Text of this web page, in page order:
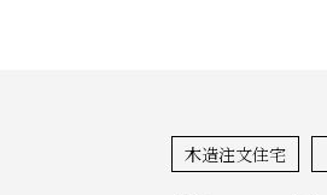
木造注文住宅